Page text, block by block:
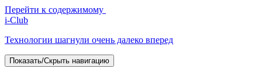
Перейти к содержимому
i-Club
Технологии шагнули очень далеко вперед
Показать/Скрыть навигацию